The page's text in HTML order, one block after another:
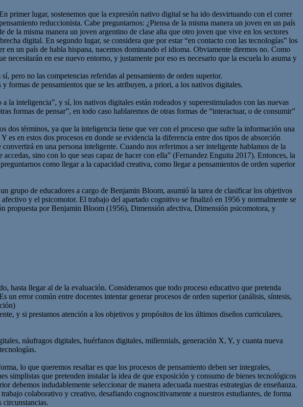
primer lugar, sostenemos que la expresión nativo digital se ha ido desvirtuando con el correr
reduccionista. Cabe preguntarnos: ¿Piensa de la misma manera un joven en un país
la misma manera un joven argentino de clase alta que otro joven que vive en los sectores
digital. En segundo lugar, se considera que por estar “en contacto con las tecnologías” los
en un país de habla hispana, nacemos dominando el idioma. Obviamente diremos no. Como
en ese nuevo entorno, y justamente por eso es necesario que la escuela lo asuma y
pero no las competencias referidas al pensamiento de orden superior.
formas de pensamientos que se les atribuyen, a priori, a los nativos digitales.
la inteligencia”, y sí, los nativos digitales están rodeados y superestimulados con las nuevas
formas de pensar”, en todo caso hablaremos de otras formas de “interactuar, o de consumir”
dos términos, ya que la inteligencia tiene que ver con el proceso que sufre la información una
en estos dos procesos en donde se evidencia la diferencia entre dos tipos de absorción
en una persona inteligente. Cuando nos referimos a ser inteligente hablamos de la
sino con lo que seas capaz de hacer con ella” (Fernandez Enguita 2017). Entonces, la
como llegar a la capacidad creativa, como llegar a pensamientos de orden superior
grupo de educadores a cargo de Benjamin Bloom, asumió la tarea de clasificar los objetivos
y el psicomotor. El trabajo del apartado cognitivo se finalizó en 1956 y normalmente se
propuesta por Benjamin Bloom (1956), Dimensión afectiva, Dimensión psicomotora, y
hasta llegar al de la evaluación. Consideramos que todo proceso educativo que pretenda
error común entre docentes intentar generar procesos de orden superior (análisis, síntesis,
y si prestamos atención a los objetivos y propósitos de los últimos diseños curriculares,
náufragos digitales, huérfanos digitales, millennials, generación X, Y, y cuanta nueva
lo que queremos resaltar es que los procesos de pensamiento deben ser integrales,
simplistas que pretenden instalar la idea de que exposición y consumo de bienes tecnológicos
indudablemente seleccionar de manera adecuada nuestras estrategias de enseñanza.
colaborativo y creativo, desafiando cognoscitivamente a nuestros estudiantes, de forma
circunstancias.